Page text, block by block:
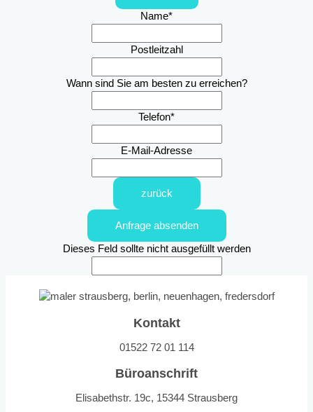
Name*
Postleitzahl
Wann sind Sie am besten zu erreichen?
Telefon*
E-Mail-Adresse
zurück
Anfrage absenden
Dieses Feld sollte nicht ausgefüllt werden
Kontakt
01522 72 01 114
Büroanschrift
Elisabethstr. 19c, 15344 Strausberg